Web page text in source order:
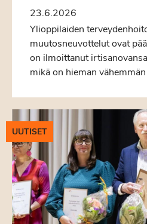
23.6.2026
Ylioppilaiden
muutosneuvottelut ovat
on ilmoittanut
mikä on hieman
UUTISET